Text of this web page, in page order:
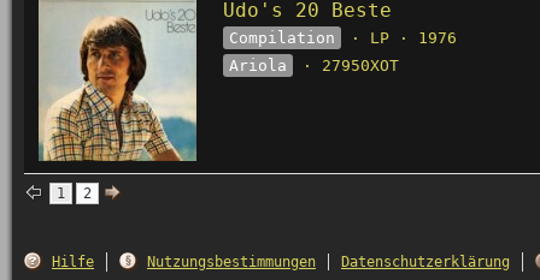
Udo's 20 Beste
Compilation
· LP · 1976
Ariola
· 27950XOT
1 2
Hilfe Nutzungsbestimmungen Datenschutzerklärung